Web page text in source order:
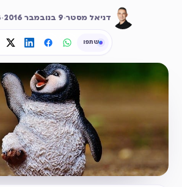
דניאל מסטר·9 בנובמבר 2016 ·
שתפו